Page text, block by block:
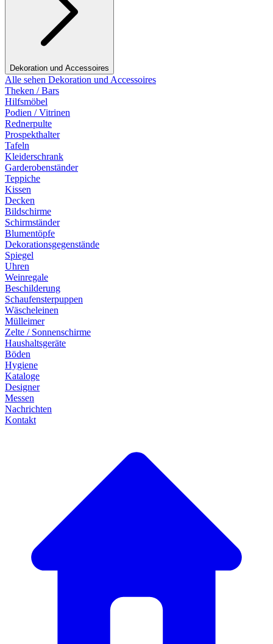
Dekoration und Accessoires
Alle sehen Dekoration und Accessoires
Theken / Bars
Hilfsmöbel
Podien / Vitrinen
Rednerpulte
Prospekthalter
Tafeln
Kleiderschrank
Garderobenständer
Teppiche
Kissen
Decken
Bildschirme
Schirmständer
Blumentöpfe
Dekorationsgegenstände
Spiegel
Uhren
Weinregale
Beschilderung
Schaufensterpuppen
Wäscheleinen
Mülleimer
Zelte / Sonnenschirme
Haushaltsgeräte
Böden
Hygiene
Kataloge
Designer
Messen
Nachrichten
Kontakt